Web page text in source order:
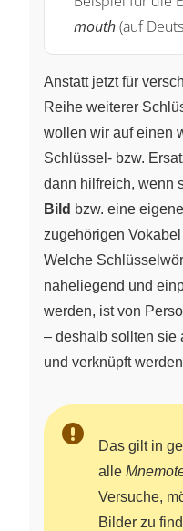
mouth(auf
Anstatt jetzt für
Reihe weiterer
wollen wir auf einen
Schlüssel‑ bzw.
dann hilfreich, wenn
Bild bzw. eine eigene
zugehörigen
Welche
naheliegend und
werden, ist von
– deshalb sollten sie
und verknüpft
Das gilt in
alle
Versuche,
Bilder zu